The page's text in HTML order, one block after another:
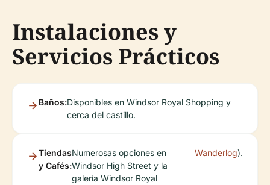
Instalaciones y
Servicios Prácticos
Baños:Disponibles en Windsor Royal Shopping y
cerca del castillo.
Tiendas
y Cafés:
Numerosas opciones en
Windsor High Street y la
galería Windsor Royal
Wanderlog).